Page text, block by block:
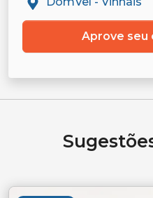
Aprove seu